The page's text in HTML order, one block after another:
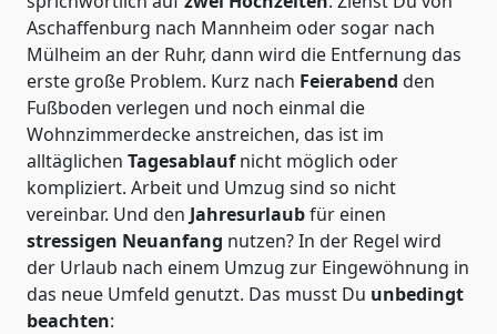
Aschaffenburg nach Mannheim oder sogar nach
Mülheim an der Ruhr, dann wird die Entfernung das
erste große Problem. Kurz nach Feierabend den
Fußboden verlegen und noch einmal die
Wohnzimmerdecke anstreichen, das ist im
alltäglichen Tagesablaufnicht möglich oder
kompliziert. Arbeit und Umzug sind so nicht
vereinbar. Und den Jahresurlaubfür einen
stressigen Neuanfang nutzen? In der Regel wird
der Urlaub nach einem Umzug zur Eingewöhnung in
das neue Umfeld genutzt. Das musst Du unbedingt
beachten: